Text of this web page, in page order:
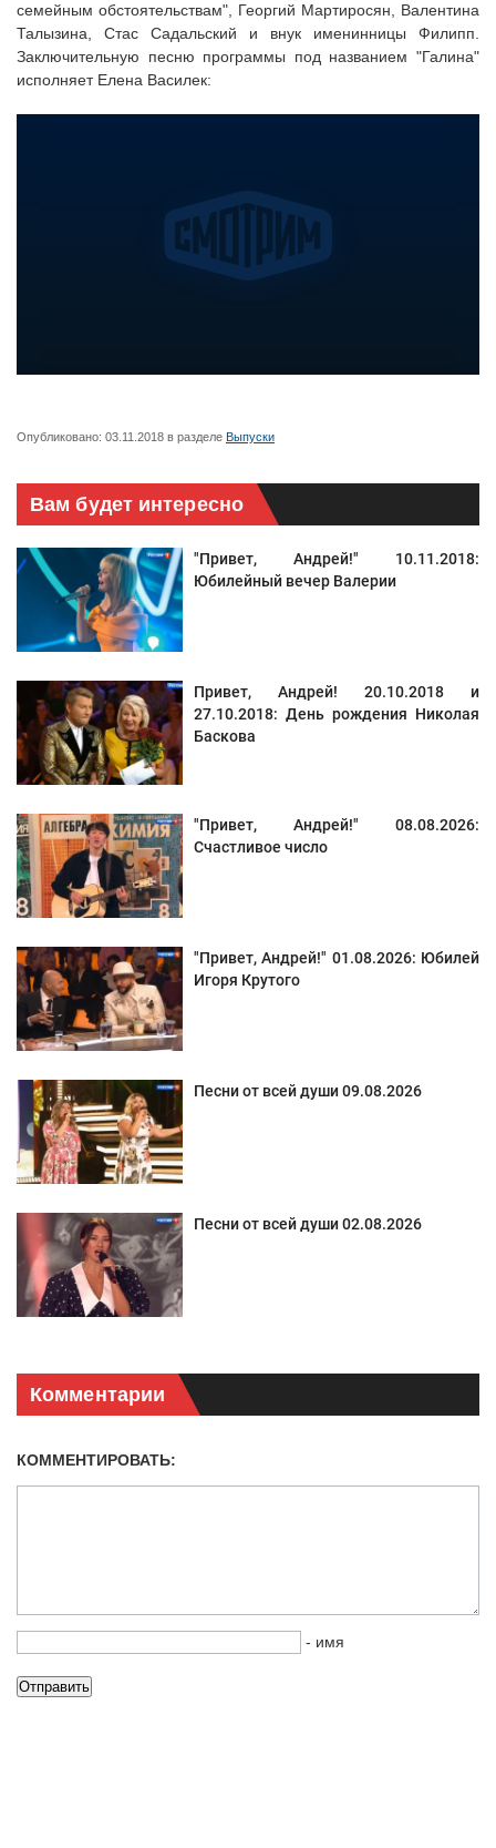
семейным обстоятельствам", Георгий Мартиросян, Валентина
Талызина, Стас Садальский и внук именинницы Филипп.
Заключительную песню программы под названием "Галина"
исполняет Елена Василек:
Опубликовано: 03.11.2018 в разделе Выпуски
Вам будет интересно
"Привет, Андрей!" 10.11.2018:
Юбилейный вечер Валерии
Привет, Андрей! 20.10.2018 и
27.10.2018: День рождения Николая
Баскова
"Привет, Андрей!" 08.08.2026:
Счастливое число
"Привет, Андрей!" 01.08.2026: Юбилей
Игоря Крутого
Песни от всей души 09.08.2026
Песни от всей души 02.08.2026
Комментарии
КОММЕНТИРОВАТЬ:
- имя